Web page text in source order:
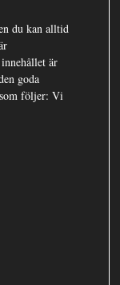
du kan alltid
är
goda
följer: Vi